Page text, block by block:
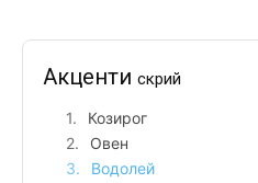
Акценти скрий
Козирог
Овен
Водолей